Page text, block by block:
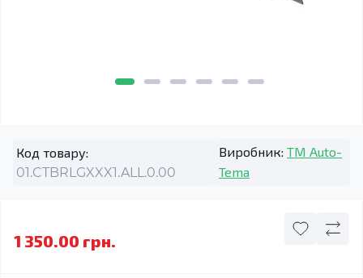
Код товару:
01.CTBRLGXXX1.ALL.0.00
Виробник: TM Auto-
Tema
1 350.00 грн.